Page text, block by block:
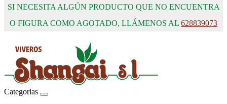
SI NECESITA ALGÚN PRODUCTO QUE NO ENCUENTRA
O FIGURA COMO AGOTADO, LLÁMENOS AL 628839073
Categorias